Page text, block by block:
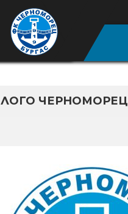
ЛОГО ЧЕРНОМОРЕЦ